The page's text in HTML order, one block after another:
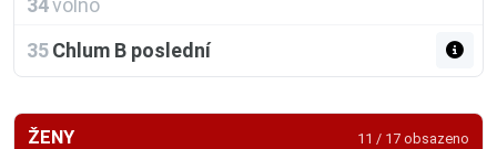
35 Chlum B poslední
ŽENY 11 / 17 obsazeno